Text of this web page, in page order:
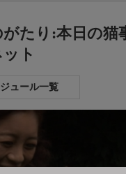
たり:本日の猫
ト
ュール一覧